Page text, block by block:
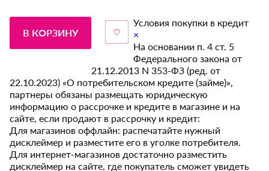
В КОРЗИНУ
Условия покупки в кредит
×
На основании п. 4 ст. 5
Федерального закона от
21.12.2013 N 353-ФЗ (ред. от
22.10.2023) «О потребительском кредите (займе)»,
партнеры обязаны размещать юридическую
информацию о рассрочке и кредите в магазине и на
сайте, если продают в рассрочку и кредит:
Для магазинов оффлайн: распечатайте нужный
дисклеймер и разместите его в уголке потребителя.
Для интернет-магазинов достаточно разместить
дисклеймер на сайте, где покупатель сможет увидеть